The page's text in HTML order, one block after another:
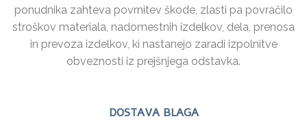
ponudnika zahteva povrnitev škode, zlasti pa povračilo
stroškov materiala, nadomestnih izdelkov, dela, prenosa
in prevoza izdelkov, ki nastanejo zaradi izpolnitve
obveznosti iz prejšnjega odstavka.
DOSTAVA BLAGA